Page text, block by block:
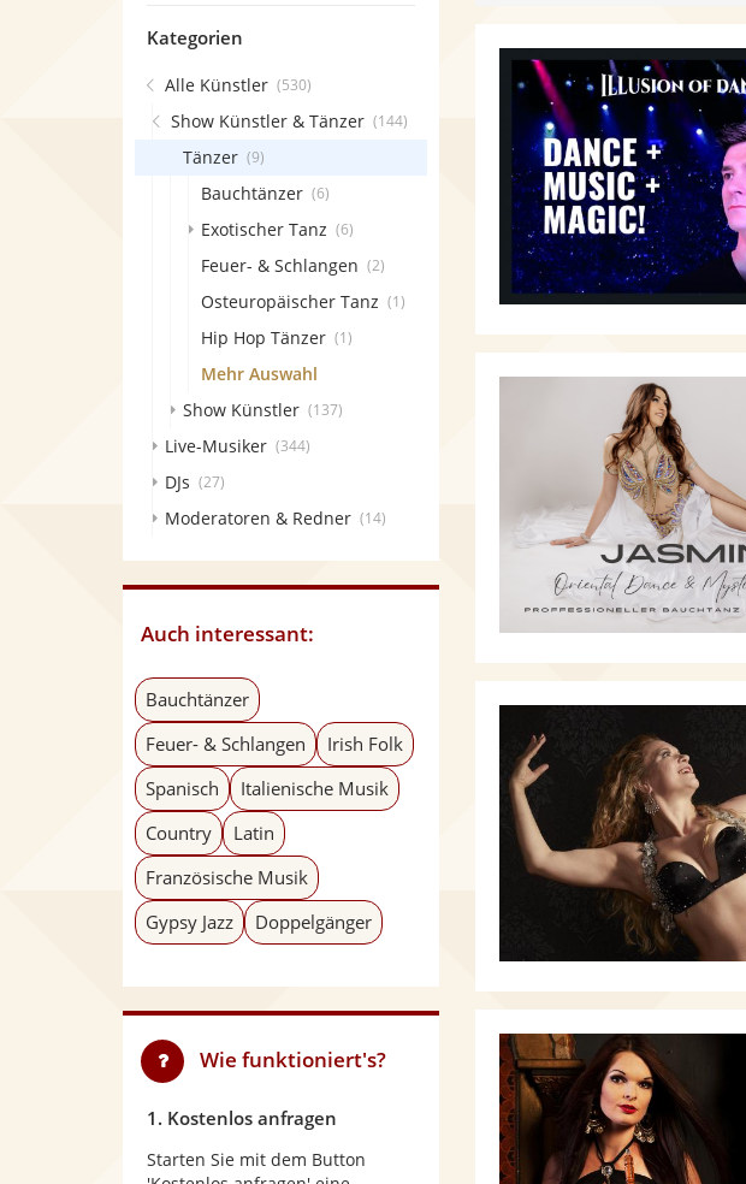
Kategorien
Alle Künstler (530)
Show Künstler & Tänzer (144)
Tänzer (9)
Bauchtänzer (6)
Exotischer Tanz (6)
Feuer- & Schlangen (2)
Osteuropäischer Tanz (1)
Hip Hop Tänzer (1)
Mehr Auswahl
Show Künstler (137)
Live-Musiker (344)
DJs (27)
Moderatoren & Redner (14)
Auch interessant:
Bauchtänzer
Feuer- & Schlangen
Irish Folk
Spanisch
Italienische Musik
Country
Latin
Französische Musik
Gypsy Jazz
Doppelgänger
Wie funktioniert's?
1. Kostenlos anfragen
Starten Sie mit dem Button